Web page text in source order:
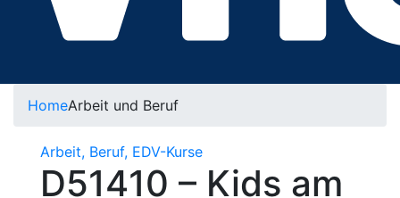
HomeArbeit und Beruf
Arbeit, Beruf, EDV-Kurse
D51410 – Kids am